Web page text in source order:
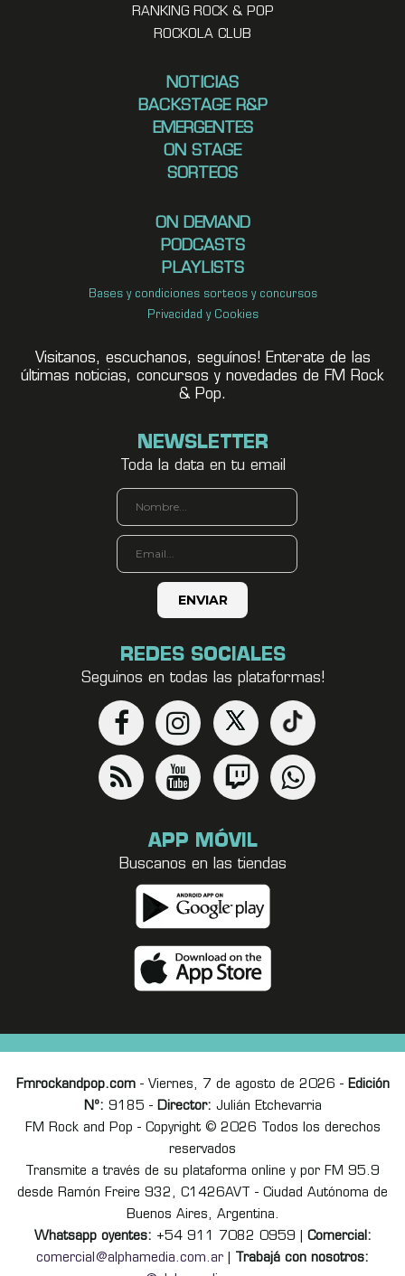
RANKING ROCK & POP
ROCKOLA CLUB
NOTICIAS
BACKSTAGE R&P
EMERGENTES
ON STAGE
SORTEOS
ON DEMAND
PODCASTS
PLAYLISTS
Bases y condiciones sorteos y concursos
Privacidad y Cookies
Visitanos, escuchanos, seguínos! Enterate de las
últimas noticias, concursos y novedades de FM Rock
& Pop.
NEWSLETTER
Toda la data en tu email
REDES SOCIALES
Seguinos en todas las plataformas!
APP MÓVIL
Buscanos en las tiendas
Fmrockandpop.com- Viernes, 7 de agosto de 2026 - Edición
Nº: 9185 - Director: Julián Etchevarria
FM Rock and Pop - Copyright © 2026 Todos los derechos
reservados
Transmite a través de su plataforma online y por FM 95.9
desde Ramón Freire 932, C1426AVT - Ciudad Autónoma de
Buenos Aires, Argentina.
Whatsapp oyentes: +54 911 7082 0959 | Comercial:
comercial@alphamedia.com.ar
Trabajá con nosotros: